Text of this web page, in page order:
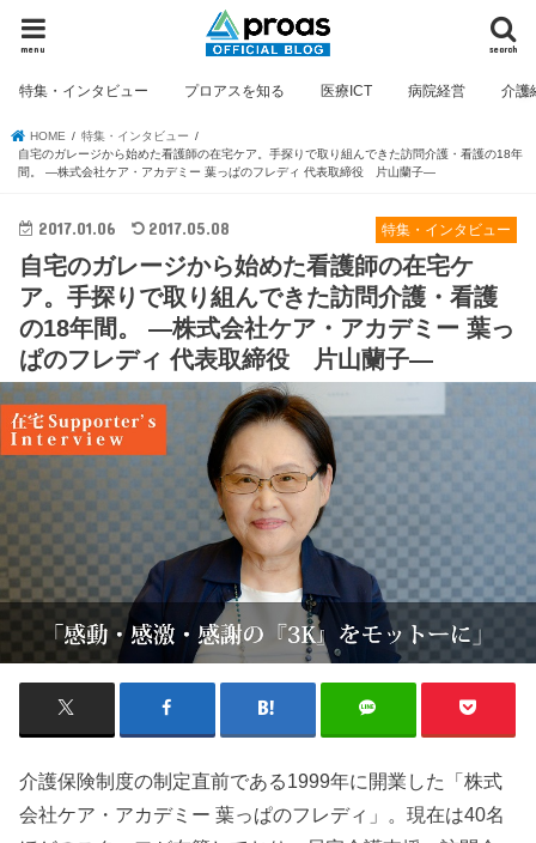
search
menu
特集・インタビュー プロアスを知る 医療ICT 病院経営 介護
HOME
特集・インタビュー
自宅のガレージから始めた看護師の在宅ケア。手探りで取り組んできた訪問介護・看護の18年
間。 ―株式会社ケア・アカデミー 葉っぱのフレディ 代表取締役 片山蘭子―
特集・インタビュー
2017.01.06 2017.05.08
自宅のガレージから始めた看護師の在宅ケ
ア。手探りで取り組んできた訪問介護・看護
の18年間。 ―株式会社ケア・アカデミー 葉っ
ぱのフレディ 代表取締役 片山蘭子―
介護保険制度の制定直前である1999年に開業した「株式
会社ケア・アカデミー 葉っぱのフレディ」。現在は40名